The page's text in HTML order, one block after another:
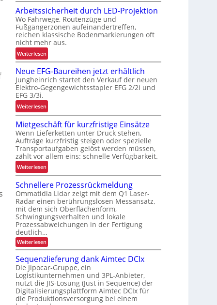
s
c
h
e
P
r
a
x
i
s
t
e
t
s
e
h
r
E
r
g
n
o
m
i
e
u
n
d
P
r
ä
z
i
s
i
o
n
m
i
n
n
e
r
b
Arbeitssicherheit durch LED-Projektion
Wo Fahrwege, Routenzüge und
Fußgängerzonen aufeinandertreffen,
reichen klassische Bodenmarkierungen oft
nicht mehr aus.
Weiterlesen:
A
r
b
e
i
t
s
s
i
c
h
e
r
e
i
t
d
u
r
c
h
L
E
D
-
P
Neue EFG-Baureihen jetzt erhältlich
Jungheinrich startet den Verkauf der neuen
Elektro-Gegengewichtsstapler EFG 2/2i und
EFG 3/3i.
Weiterlesen:
N
e
u
e
E
F
G
B
a
u
r
e
i
h
n
j
e
t
z
Mietgeschäft für kurzfristige Einsätze
Wenn Lieferketten unter Druck stehen,
Aufträge kurzfristig steigen oder spezielle
Transportaufgaben gelöst werden müssen,
zählt vor allem eins: schnelle Verfügbarkeit.
Weiterlesen:
M
i
e
t
g
e
c
h
ä
f
t
f
ü
Schnellere Prozessrückmeldung
Ommatidia Lidar zeigt mit dem Q1 Laser-
Radar einen berührungslosen Messansatz,
mit dem sich Oberflächenform,
Schwingungsverhalten und lokale
Prozessabweichungen in der Fertigung
deutlich…
Weiterlesen:
S
c
h
n
e
l
l
e
r
Sequenzlieferung dank Aimtec DCIx
Die Jipocar-Gruppe, ein
Logistikunternehmen und 3PL-Anbieter,
nutzt die JIS-Lösung (Just in Sequence) der
Digitalisierungsplattform Aimtec DCIx für
die Produktionsversorgung bei einem